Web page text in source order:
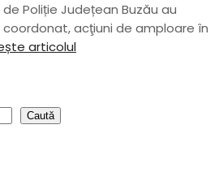
Poliție Județean Buzău au
acţiuni de amploare în
articolul
Caută